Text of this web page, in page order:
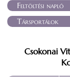
Feltöltési napló
Társportálok
Csokonai